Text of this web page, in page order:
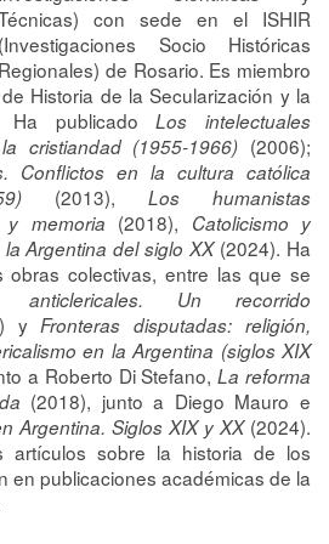
con sede en el ISHIR
(Investigaciones Socio Históricas
Regionales) de Rosario. Es miembro
Historia de la Secularización y la
Ha publicadoLos intelectuales
cristiandad (1955-1966) (2006);
Conflictos en la cultura católica
(2013), Los humanistas
y memoria (2018), Catolicismo y
Argentina del siglo XX (2024). Ha
obras colectivas, entre las que se
anticlericales. Un recorrido
y Fronteras disputadas: religión,
en la Argentina (siglos XIX
a Roberto Di Stefano,La reforma
(2018), junto a Diego Mauro e
Argentina. Siglos XIX y XX(2024).
artículos sobre la historia de los
en publicaciones académicas de la